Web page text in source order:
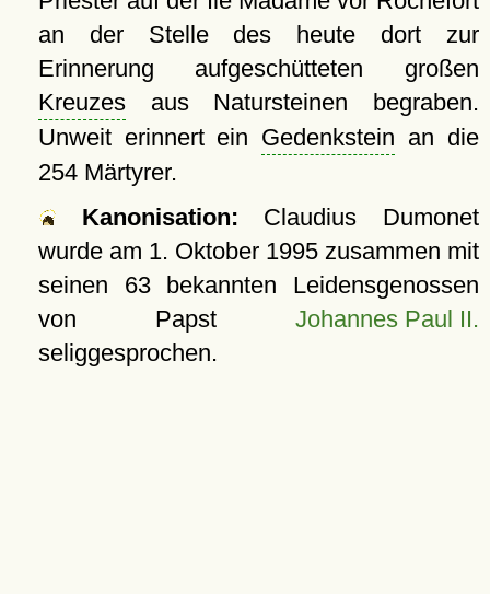
an der Stelle des heute dort zur
Erinnerung aufgeschütteten großen
Kreuzesaus Natursteinen begraben.
Unweit erinnert ein Gedenkstein an die
254 Märtyrer.
Kanonisation: Claudius Dumonet
wurde am 1. Oktober 1995zusammen mit
seinen 63 bekannten Leidensgenossen
von Papst Johannes Paul II.
seliggesprochen.